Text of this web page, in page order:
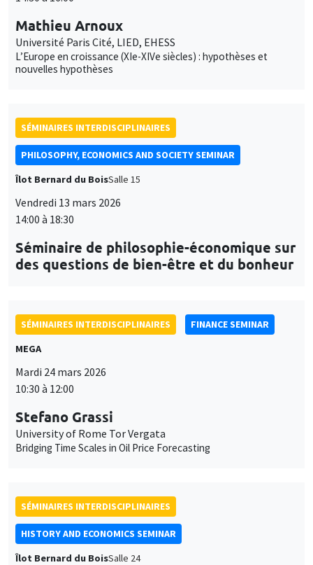
Mathieu Arnoux
Université Paris Cité, LIED, EHESS
L’Europe en croissance (XIe-XIVe siècles) : hypothèses et
nouvelles hypothèses
SÉMINAIRES INTERDISCIPLINAIRES
PHILOSOPHY, ECONOMICS AND SOCIETY SEMINAR
Îlot Bernard du BoisSalle 15
Vendredi 13 mars 2026
14:00 à 18:30
Séminaire de philosophie-économique sur
des questions de bien-être et du bonheur
SÉMINAIRES INTERDISCIPLINAIRES
FINANCE SEMINAR
MEGA
Mardi 24 mars 2026
10:30 à 12:00
Stefano Grassi
University of Rome Tor Vergata
Bridging Time Scales in Oil Price Forecasting
SÉMINAIRES INTERDISCIPLINAIRES
HISTORY AND ECONOMICS SEMINAR
Îlot Bernard du BoisSalle 24